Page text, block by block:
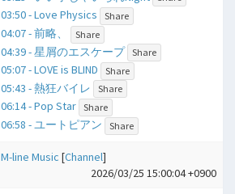
03:50 - Love Physics Share
04:07 - 前略、 Share
04:39 - 星屑のエスケープ Share
05:07 - LOVE is BLIND Share
05:43 - 熱狂バイレ Share
06:14 - Pop Star Share
06:58 - ユートピアン Share
M-line Music [Channel]
2026/03/25 15:00:04 +0900